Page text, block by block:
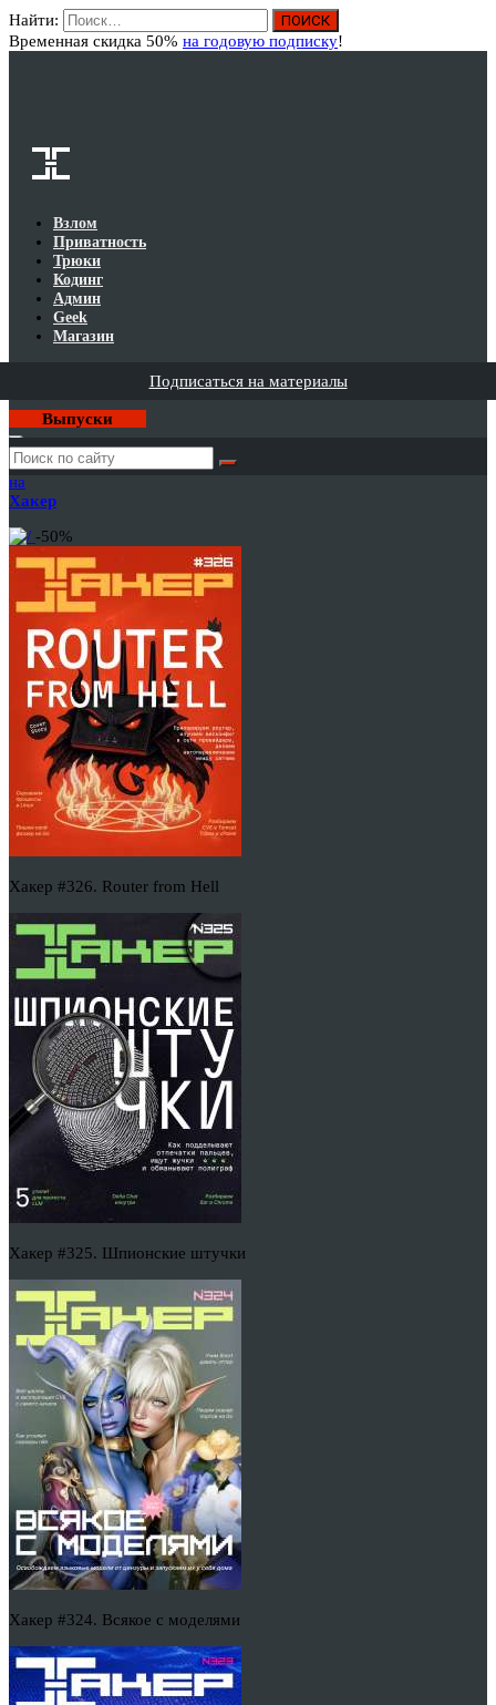
Найти:
Временная скидка 50% на годовую подписку!
Взлом
Приватность
Трюки
Кодинг
Админ
Geek
Магазин
Подписаться на материалы
Выпуски
Годовая
подписка
на
Хакер
-50%
Хакер #326. Router from Hell
Хакер #325. Шпионские штучки
Хакер #324. Всякое с моделями